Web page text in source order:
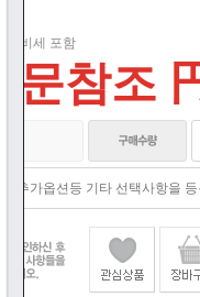
소비세 포함
문참조